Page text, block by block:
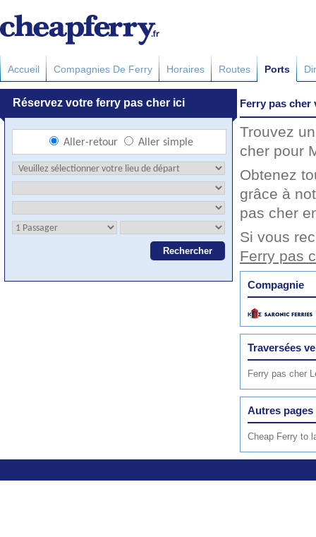
Accueil Compagnies De Ferry Horaires Routes Ports
Ferry pas cher
Trouvez
cher pour
Obtenez
grâce à
pas cher
Si vous
Ferry pas
Compagnie
Traversées
Ferry pas cher
Autres pages
Cheap Ferry to